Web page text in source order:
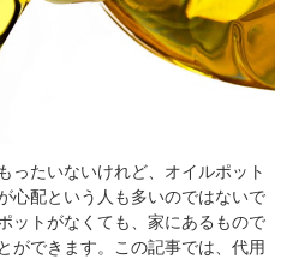
ったいないけれど、オイルポット
心配という人も多いのではないで
ットがなくても、家にあるもので
ができます。この記事では、代用